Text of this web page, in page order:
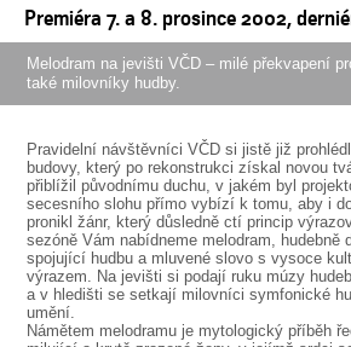
PROGRAM
REPERTOÁR
PŘEDPLATNÉ
KONTAKTY
O DIVADLE
SOUBOR
Premiéra 7. a 8. prosince 2002,
Melodram na jevišti VČD – milé překvapení
také milovníky hudby.
Pravidelní návštěvníci VČD si jistě již
budovy, který po rekonstrukci získal novou
přiblížil původnímu duchu, v jakém byl
secesního slohu přímo vybízí k tomu, aby i
pronikl žánr, který důsledně ctí princip
sezóně Vám nabídneme melodram, hudebně
spojující hudbu a mluvené slovo s vysoce
výrazem. Na jevišti si podají ruku múzy
a v hledišti se setkají milovníci symfonické
umění.
Námětem melodramu je mytologický příběh